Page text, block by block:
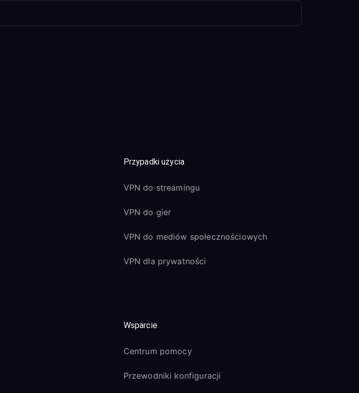
Przypadki użycia
VPN do streamingu
VPN do gier
VPN do mediów społecznościowych
VPN dla prywatności
Wsparcie
Centrum pomocy
Przewodniki konfiguracji